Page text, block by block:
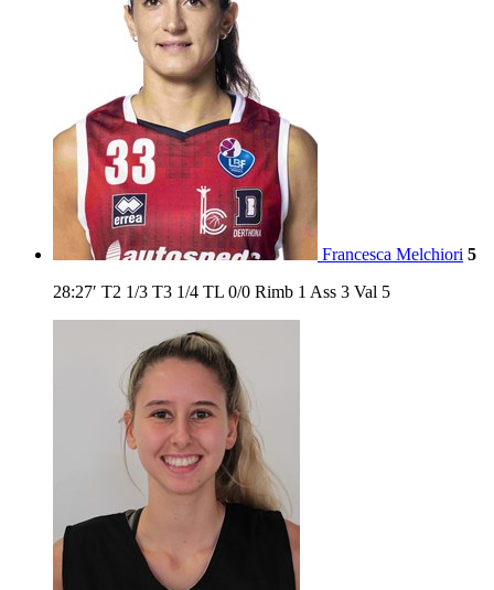
Francesca Melchiori 5
28:27′ T2 1/3 T3 1/4 TL 0/0 Rimb 1 Ass 3 Val 5